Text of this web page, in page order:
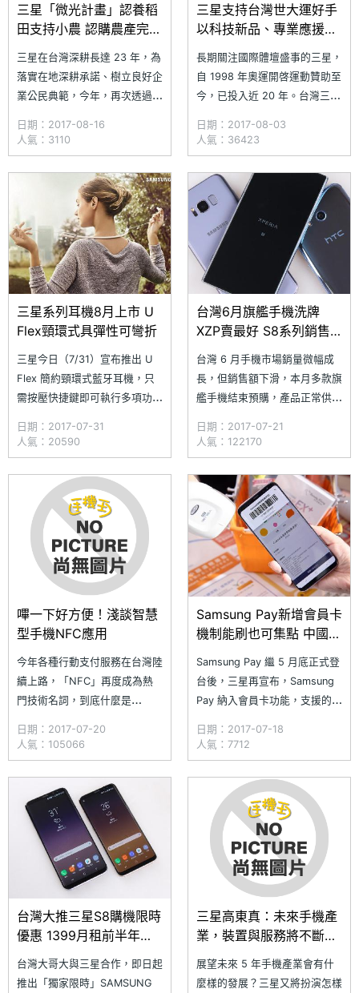
三星「微光計畫」認養稻
田支持小農 認購農產完成
三星在台灣深耕長達 23 年，為
落實在地深耕承諾、樹立良好企
業公民典範，今年，再次透過實
吳和南在農務中堅持理想；另
外，繼奧運、世大運之後擴大贊
助東澳國小射箭隊，認購農產，
讓孩子們籌足出國培訓的經費。
三星即日起至 8/25 也藉由品牌
概念展館 VISION LAB 的《UR
日期：2017-08-16
人氣：3110
三星支持台灣世大運好手
以科技新品、專業應援團
長期關注國際體壇盛事的三星，
自 1998 年奧運開啓運動贊助至
今，已投入近 20 年。台灣三星
大學運動會將以「突破極限之
巔」為核心價值，支持台灣體壇
好手。三星延續去年里約奧運贊
助的選手，女子舉重金牌得主
許淑淨、台灣箭后譚雅婷、翻滾
吧！男孩李智凱、跨欄一哥陳
傑，今
日期：2017-08-03
人氣：36423
三星系列耳機8月上市 U
Flex頸環式具彈性可彎折
三星今日（7/31）宣布推出 U
Flex 簡約頸環式藍牙耳機，只
需按壓快捷鍵即可執行多項功
Level Active 運動式無線耳機，
推出「活力粉」新色；配合
Galaxy S8 系列手機隨機附贈的
入耳式有線耳機（由 AKG 調
教），也即將在台灣上市開賣
日期：2017-07-31
人氣：20590
台灣6月旗艦手機洗牌
XZP賣最好 S8系列銷售
佳 U11開紅盤
台灣 6 月手機市場銷量微幅成
長，但銷售額下滑，本月多款旗
艦手機結束預購，產品正常供
市調機構最新統計，2017 年 6
月台灣手機銷售量 62.8 萬部，
與去年同期相比增加 2 萬部，
但較上個月減少 2.3 萬部。
Sony Xperia XZ Premium 奪下
最熱賣的
日期：2017-07-21
人氣：122170
嗶一下好方便！淺談智慧
型手機NFC應用
今年各種行動支付服務在台灣陸
續上路，「NFC」再度成為熱
門技術名詞，到底什麼是
呢？NFC（Near Field
Communication），是一項無
線通訊技術，中文全名是近距離
無線通訊，縮寫則是近場通訊。
NFC 由 RFID 射頻識別技術所
衍生而來，而 RFID
日期：2017-07-20
人氣：105066
Samsung Pay新增會員卡
機制能刷也可集點 中國信
Samsung Pay 繼 5 月底正式登
台後，三星再宣布，Samsung
Pay 納入會員卡功能，支援的終
Gear S3 也適用。此外，中國
信託銀行加入 Samsung Pay 行
列，成為第 8 家合作銀行。三
星同步加碼推出夏日好康多重
贈，即日起，消費者凡加載任一
日期：2017-07-18
人氣：7712
台灣大推三星S8購機限時
優惠 1399月租前半年再
減免
台灣大哥大與三星合作，即日起
推出「獨家限時」SAMSUNG
三星高東真：未來手機產
業，裝置與服務將不斷整
展望未來 5 年手機產業會有什
麼樣的發展？三星又將扮演怎樣